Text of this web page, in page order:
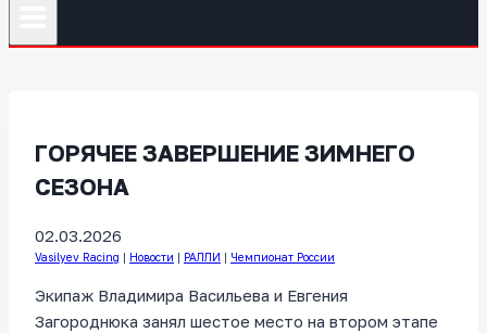
ГОРЯЧЕЕ ЗАВЕРШЕНИЕ ЗИМНЕГО
СЕЗОНА
02.03.2026
Vasilyev Racing | Новости | РАЛЛИ | Чемпионат России
Экипаж Владимира Васильева и Евгения
Загороднюка занял шестое место на втором этапе